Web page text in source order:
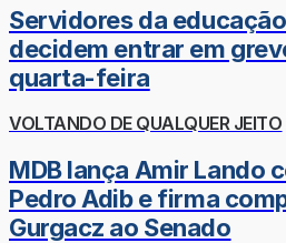
Servidores da
decidem entrar em
quarta-feira
VOLTANDO DE QUALQUER JEITO
MDB lança Amir Lando
Pedro Adib e firma
Gurgacz ao Senado